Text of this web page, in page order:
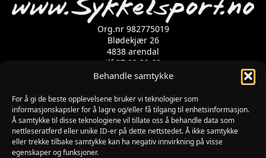
Behandle samtykke
For å gi de beste opplevelsene bruker vi teknologier som
informasjonskapsler for å lagre og/eller få tilgang til enhetsinformasjon.
Å samtykke til disse teknologiene vil tillate oss å behandle data som
nettleseratferd eller unike ID-er på dette nettstedet. Å ikke samtykke
eller trekke tilbake samtykke kan ha negativ innvirkning på visse
egenskaper og funksjoner.
Org.nr 982775019
Blødekjær 26
4838 arendal
tlf 37 02 39 60
Kontaktskjema
Åpningstider
MANDAG-FREDAG: 09:00-17:00
LØRDAG: 10:00-15:00
SØNDAG: STENGT